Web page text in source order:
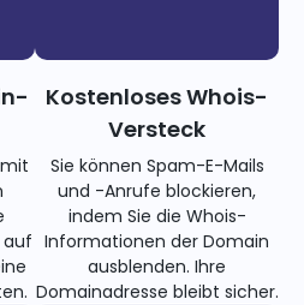
auf
Kostenloses Whois-
Versteck
Sie können Spam-E-Mails
und -Anrufe blockieren,
indem Sie die Whois-
Informationen der Domain
ausblenden. Ihre
Domainadresse bleibt sicher.